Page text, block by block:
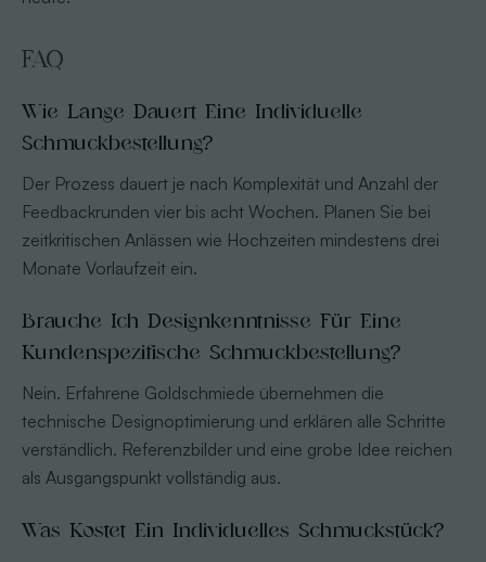
FAQ
Wie Lange Dauert Eine Individuelle
Schmuckbestellung?
Der Prozess dauert je nach Komplexität und Anzahl der
Feedbackrunden vier bis acht Wochen. Planen Sie bei
zeitkritischen Anlässen wie Hochzeiten mindestens drei
Monate Vorlaufzeit ein.
Brauche Ich Designkenntnisse Für Eine
Kundenspezifische Schmuckbestellung?
Nein. Erfahrene Goldschmiede übernehmen die
technische Designoptimierung und erklären alle Schritte
verständlich. Referenzbilder und eine grobe Idee reichen
als Ausgangspunkt vollständig aus.
Was Kostet Ein Individuelles Schmuckstück?